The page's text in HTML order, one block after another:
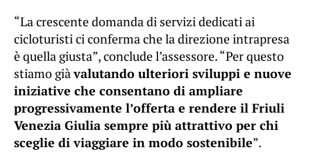
“La crescente domanda di servizi dedicati ai
cicloturisti ci conferma che la direzione intrapresa
è quella giusta”, conclude l’assessore. “Per questo
stiamo giàvalutando ulteriori sviluppi e nuove
iniziative che consentano di ampliare
progressivamente l’offerta e rendere il Friuli
Venezia Giulia sempre più attrattivo per chi
sceglie di viaggiare in modo sostenibile”.